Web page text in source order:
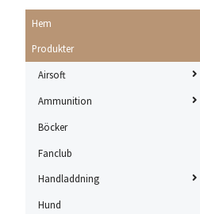
Hem
Produkter
Airsoft
Ammunition
Böcker
Fanclub
Handladdning
Hund